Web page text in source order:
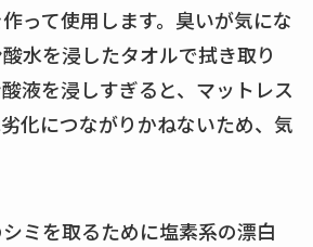
って使用します。臭いが気にな
水を浸したタオルで拭き取り
液を浸しすぎると、マットレス
化につながりかねないため、気
ミを取るために塩素系の漂白